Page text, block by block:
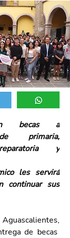
becas a
primaria,
y
les servirá
continuar sus
de becas